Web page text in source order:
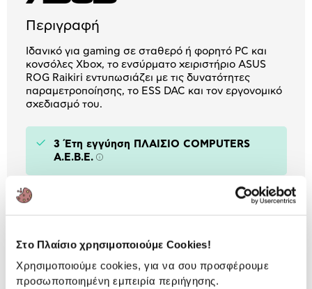
Στο Πλαίσιο χρησιμοποιούμε Cookies!
Χρησιμοποιούμε cookies, για να σου προσφέρουμε
προσωποποιημένη εμπειρία περιήγησης.
Περιγραφή
Ιδανικό για gaming σε σταθερό ή φορητό PC και
κονσόλες Xbox, το ενσύρματο χειριστήριο ASUS
ROG Raikiri εντυπωσιάζει με τις δυνατότητες
παραμετροποίησης, το ESS DAC και τον εργονομικό
σχεδιασμό του.
3 Έτη εγγύηση ΠΛΑΙΣΙΟ COMPUTERS
A.E.B.E. Πληροφορίες
Χαρακτηριστικά